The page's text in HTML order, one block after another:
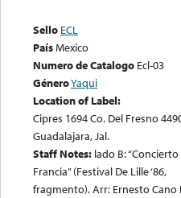
Sello ECL
PaísMexico
Numero de Catalogo Ecl-03
GéneroYaqui
Location of Label:
Cipres 1694 Co. Del Fresno
Guadalajara, Jal.
Staff Notes: lado B: “Concierto
Francia” (Festival De Lille ‘86,
fragmento). Arr: Ernesto Cano